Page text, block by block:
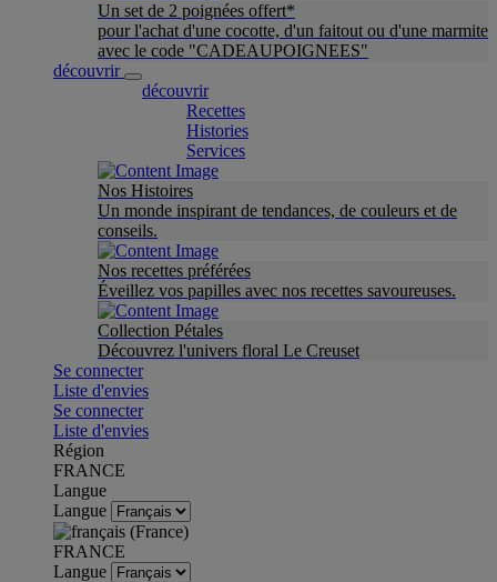
Un set de 2 poignées offert*
pour l'achat d'une cocotte, d'un faitout ou d'une marmite
avec le code "CADEAUPOIGNEES"
découvrir
découvrir
Recettes
Histories
Services
Nos Histoires
Un monde inspirant de tendances, de couleurs et de
conseils.
Nos recettes préférées
Éveillez vos papilles avec nos recettes savoureuses.
Collection Pétales
Découvrez l'univers floral Le Creuset
Se connecter
Liste d'envies
Se connecter
Liste d'envies
Région
FRANCE
Langue
Langue
FRANCE
Langue